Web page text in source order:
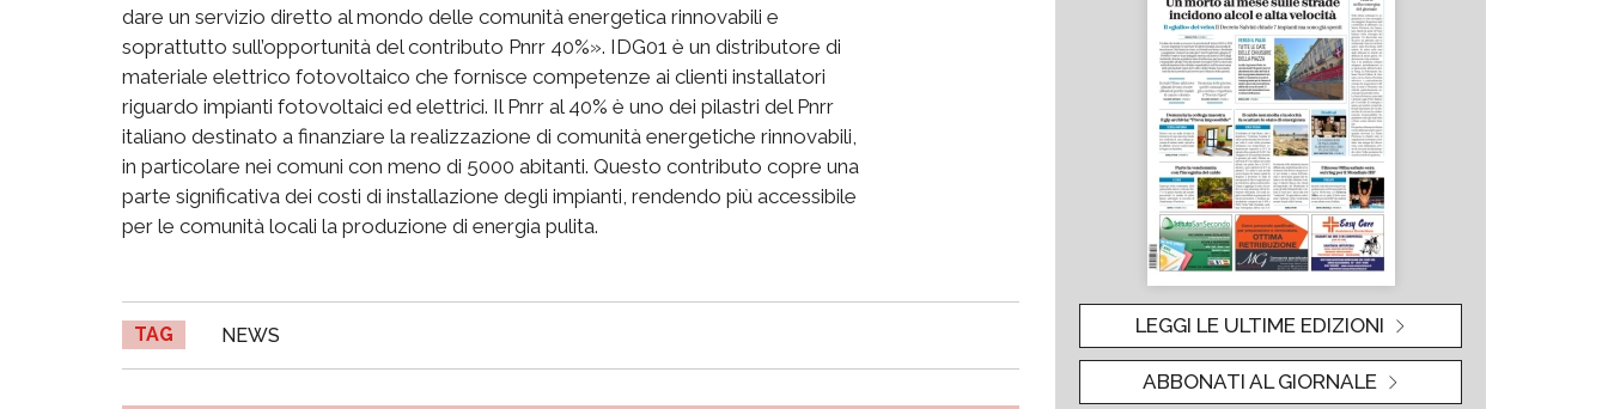
dare un servizio diretto al mondo delle comunità energetica rinnovabili e
soprattutto sull’opportunità del contributo Pnrr 40%». IDG01 è un distributore di
materiale elettrico fotovoltaico che fornisce competenze ai clienti installatori
riguardo impianti fotovoltaici ed elettrici. Il Pnrr al 40% è uno dei pilastri del Pnrr
italiano destinato a finanziare la realizzazione di comunità energetiche rinnovabili,
in particolare nei comuni con meno di 5000 abitanti. Questo contributo copre una
parte significativa dei costi di installazione degli impianti, rendendo più accessibile
per le comunità locali la produzione di energia pulita.
TAG NEWS LEGGI LE ULTIME EDIZIONI
ABBONATI AL GIORNALE